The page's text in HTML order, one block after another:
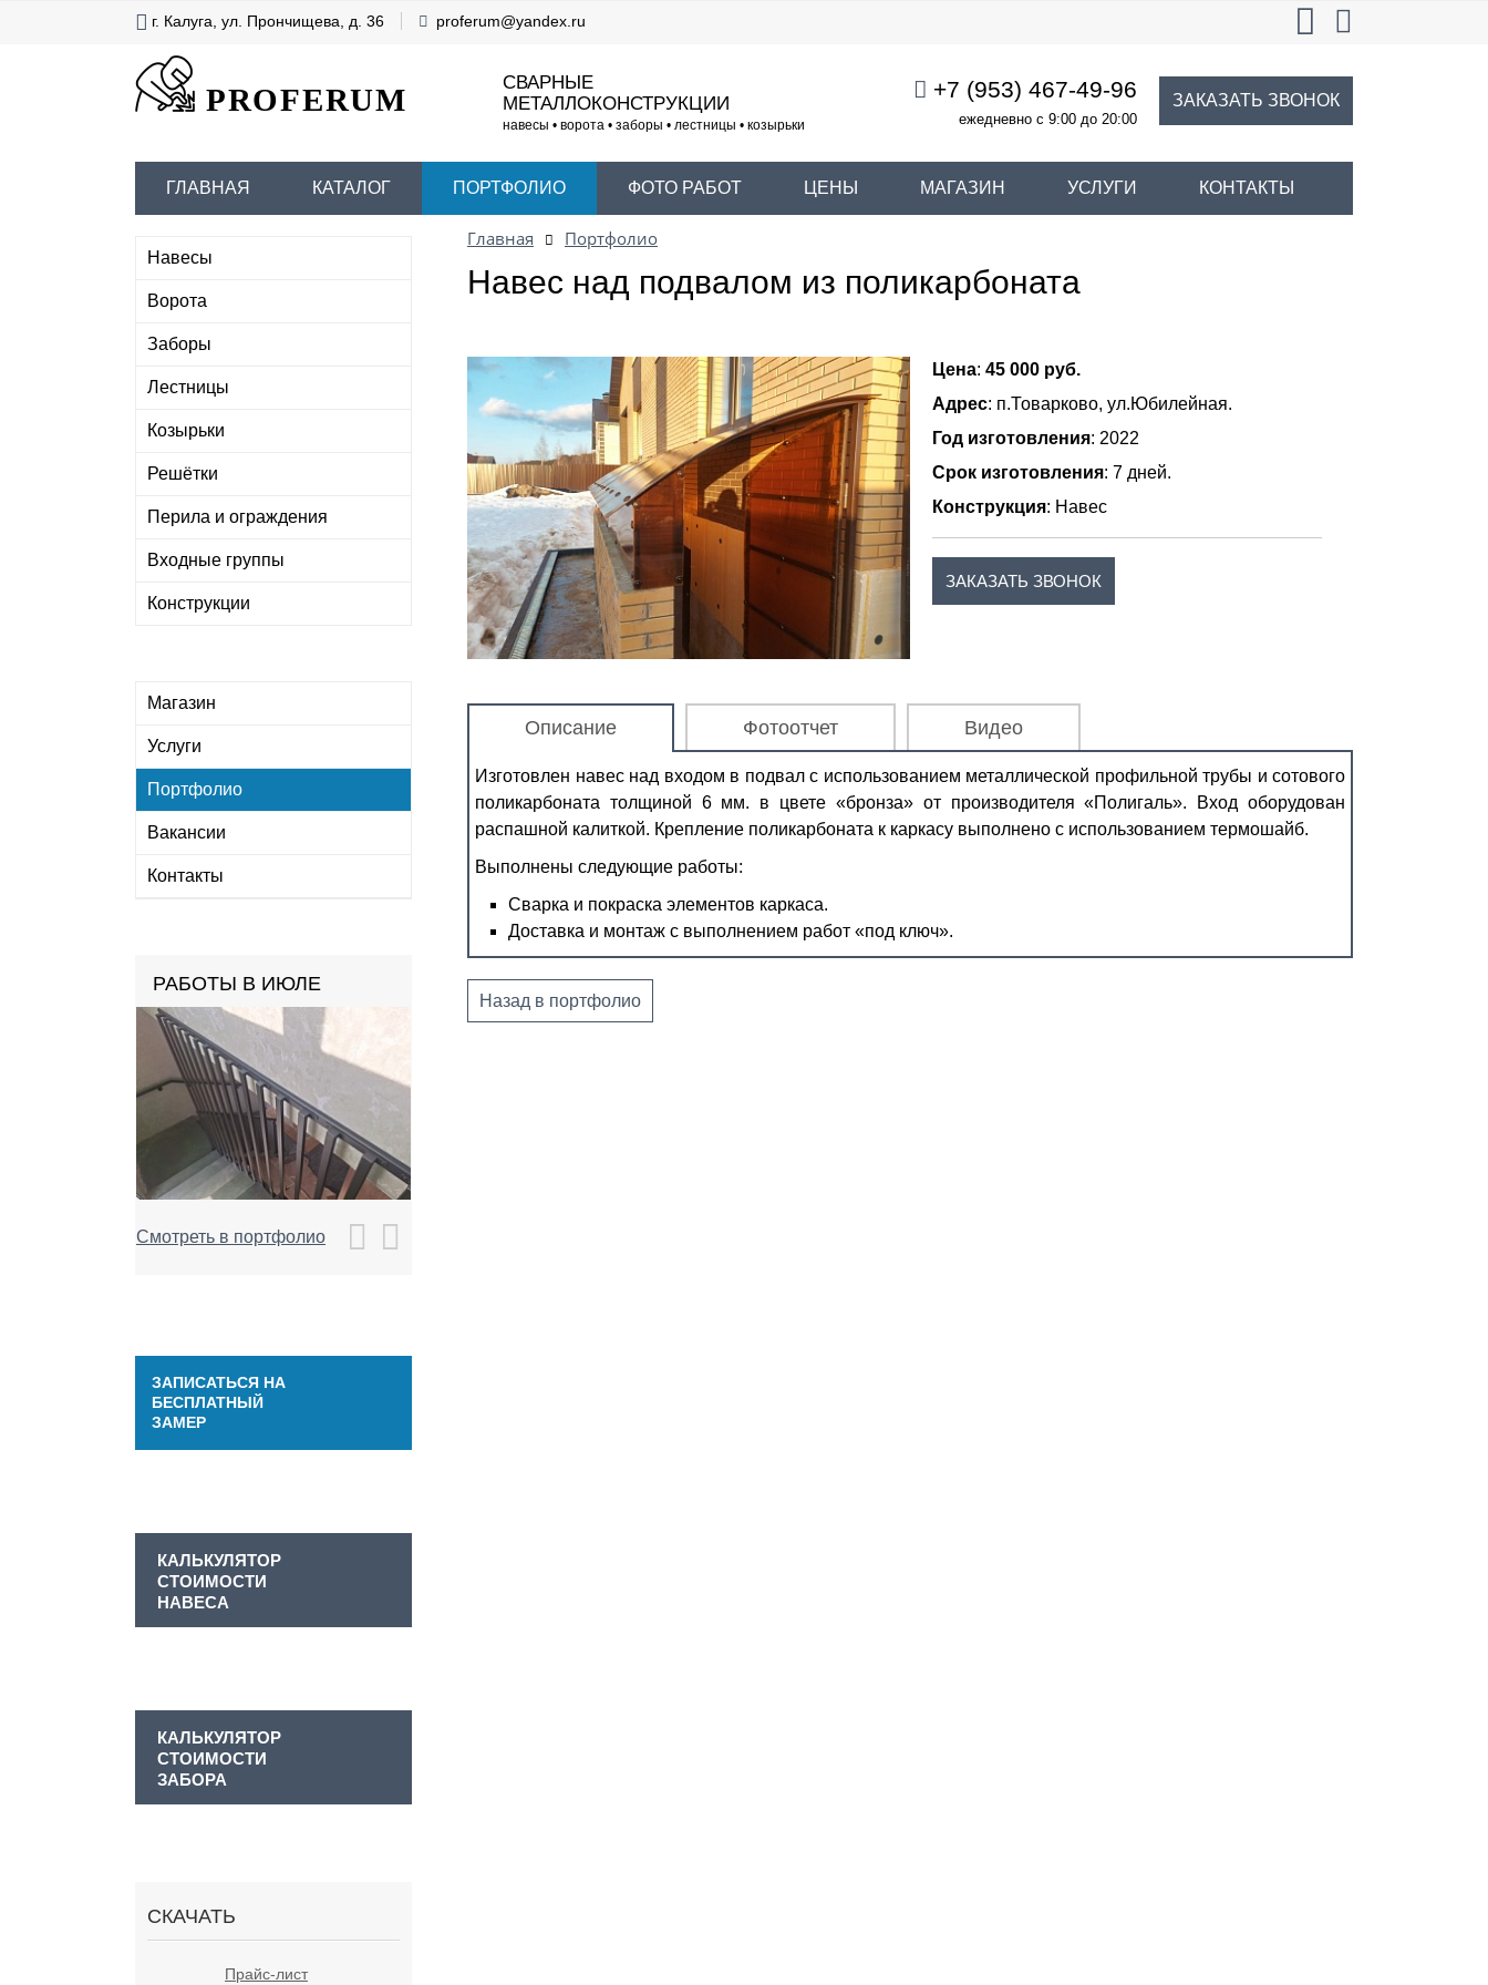
г. Калуга, ул. Прончищева, д. 36 proferum@yandex.ru
PROFERUM
СВАРНЫЕ
МЕТАЛЛОКОНСТРУКЦИИ
навесы • ворота • заборы • лестницы • козырьки
+7 (953) 467-49-96
ежедневно с 9:00 до 20:00
ЗАКАЗАТЬ ЗВОНОК
ГЛАВНАЯ КАТАЛОГ ПОРТФОЛИО ФОТО РАБОТ ЦЕНЫ МАГАЗИН УСЛУГИ КОНТАКТЫ
Навесы
Ворота
Заборы
Лестницы
Козырьки
Решётки
Перила и ограждения
Входные группы
Конструкции
Магазин
Услуги
Портфолио
Вакансии
Контакты
РАБОТЫ В ИЮЛЕ
Смотреть в портфолио
ЗАПИСАТЬСЯ НА
БЕСПЛАТНЫЙ
ЗАМЕР
КАЛЬКУЛЯТОР
СТОИМОСТИ
НАВЕСА
КАЛЬКУЛЯТОР
СТОИМОСТИ
ЗАБОРА
СКАЧАТЬ
Прайс-лист
Главная Портфолио
Навес над подвалом из поликарбоната
Цена: 45 000 руб.
Адрес: п.Товарково, ул.Юбилейная.
Год изготовления: 2022
Срок изготовления: 7 дней.
Конструкция: Навес
ЗАКАЗАТЬ ЗВОНОК
Описание Фотоотчет Видео
Изготовлен навес над входом в подвал с использованием металлической профильной трубы и сотового
поликарбоната толщиной 6 мм. в цвете «бронза» от производителя «Полигаль». Вход оборудован
распашной калиткой. Крепление поликарбоната к каркасу выполнено с использованием термошайб.
Выполнены следующие работы:
Сварка и покраска элементов каркаса.
Доставка и монтаж с выполнением работ «под ключ».
Назад в портфолио